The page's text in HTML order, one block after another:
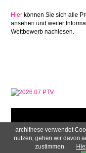
Hier können Sie sich alle
ansehen und weiter
Wettbewerb nachlesen.
Navigation
überspringen
AGB Impressum
Zahlung & Versand
archithese verwendet
nutzen, gehen wir davon
zustimmen.